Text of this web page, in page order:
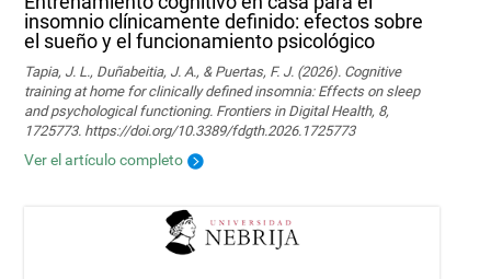
insomnio clínicamente definido: efectos sobre
el sueño y el funcionamiento psicológico
Tapia, J. L., Duñabeitia, J. A., & Puertas, F. J. (2026). Cognitive
training at home for clinically defined insomnia: Effects on sleep
and psychological functioning. Frontiers in Digital Health, 8,
1725773. https://doi.org/10.3389/fdgth.2026.1725773
Ver el artículo completo